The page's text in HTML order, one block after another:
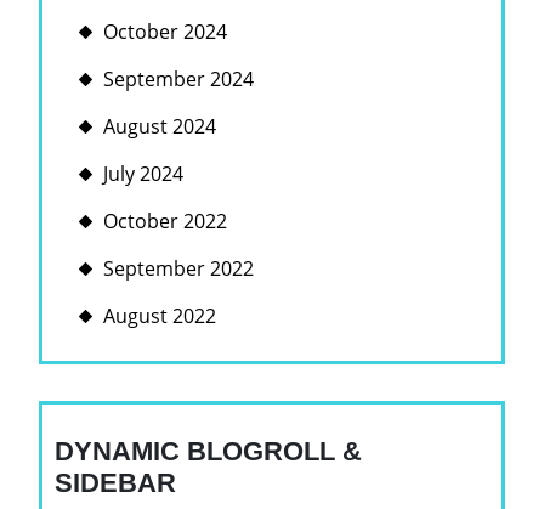
October 2024
September 2024
August 2024
July 2024
October 2022
September 2022
August 2022
DYNAMIC BLOGROLL &
SIDEBAR